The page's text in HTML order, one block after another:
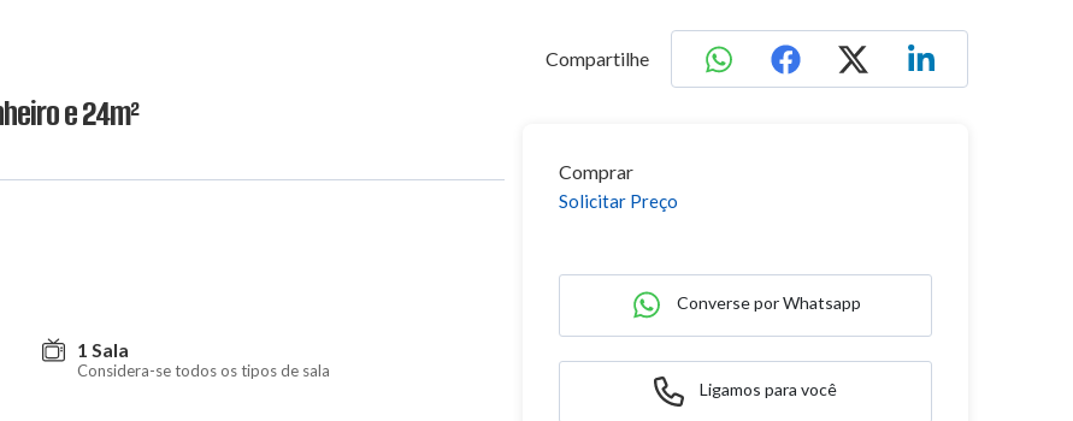
e 24m²
1 Sala
Considera-se todos os tipos de sala
Compartilhe
Comprar
Solicitar Preço
Converse por Whatsapp
Ligamos para você